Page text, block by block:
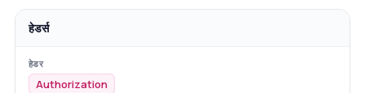
हेडर्स
Authorization